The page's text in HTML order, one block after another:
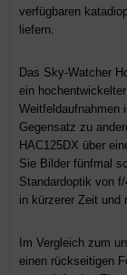
verfügbaren
liefern.
Das Sky-Watcher
ein
Weitfeldaufnahmen
Gegensatz zu
HAC125DX über
Sie Bilder fünfmal
Standardoptik von
in kürzerer Zeit und
Im Vergleich zum
einen rückseitigen